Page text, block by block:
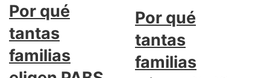
Por qué
tantas
familias
Por qué
tantas
familias